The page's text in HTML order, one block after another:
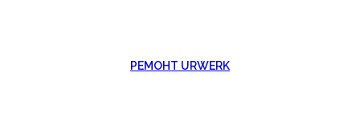
РЕМОНТ URWERK